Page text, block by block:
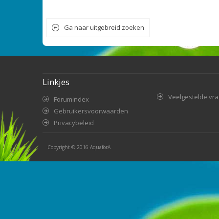
Ga naar uitgebreid zoeken
Linkjes
Forumindex
Gebruikersvoorwaarden
Privacybeleid
Veelgestelde
Copyright © 2016 AquaforA